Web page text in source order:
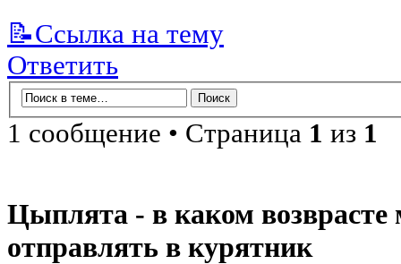
📝Ссылка на тему
Ответить
1 сообщение • Страница 1 из 1
Цыплята - в каком
отправлять в курятник